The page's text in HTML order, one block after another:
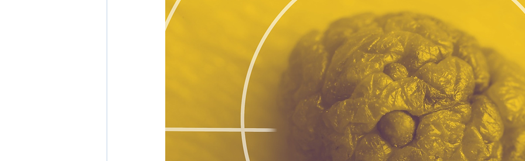
รีวิวฉีดSculptraปรับรูปหน้า นนทบุรี กระชับหน้า Soft Thermage ยกหน้า
เลเซอร์ร่องแก้ม ร่องนํ้าตา รักษาหูด Wellness